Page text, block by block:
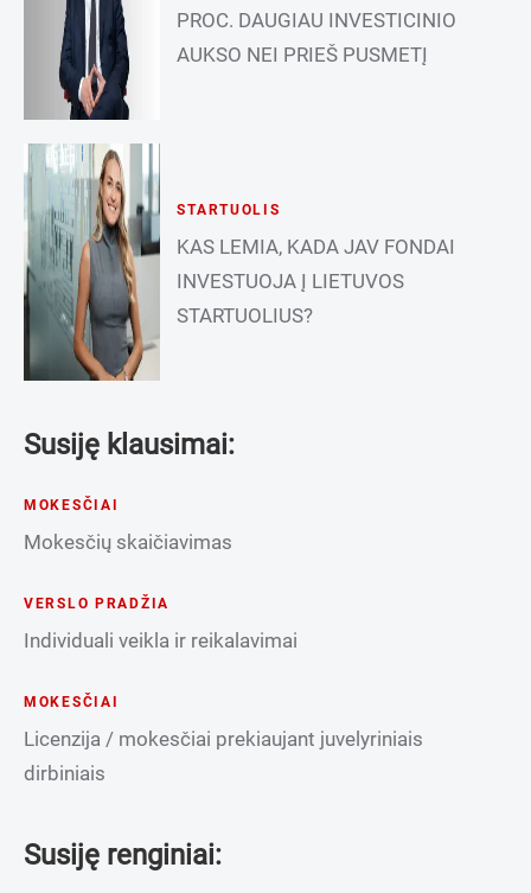
PROC. DAUGIAU INVESTICINIO
AUKSO NEI PRIEŠ PUSMETĮ
STARTUOLIS
KAS LEMIA, KADA JAV FONDAI
INVESTUOJA Į LIETUVOS
STARTUOLIUS?
Susiję klausimai:
MOKESČIAI
Mokesčių skaičiavimas
VERSLO PRADŽIA
Individuali veikla ir reikalavimai
MOKESČIAI
Licenzija / mokesčiai prekiaujant juvelyriniais
dirbiniais
Susiję renginiai: